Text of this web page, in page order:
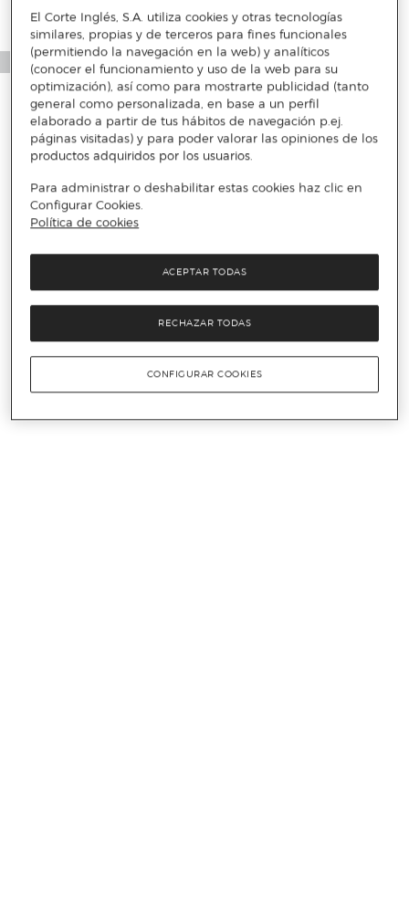
El Corte Inglés, S.A. utiliza cookies y otras tecnologías
similares, propias y de terceros para fines funcionales
(permitiendo la navegación en la web) y analíticos
(conocer el funcionamiento y uso de la web para su
optimización), así como para mostrarte publicidad (tanto
general como personalizada, en base a un perfil
elaborado a partir de tus hábitos de navegación p.ej.
páginas visitadas) y para poder valorar las opiniones de los
productos adquiridos por los usuarios.
Para administrar o deshabilitar estas cookies haz clic en
Configurar Cookies.
Política de cookies
RECHAZAR TODAS
ACEPTAR TODAS
CONFIGURAR COOKIES